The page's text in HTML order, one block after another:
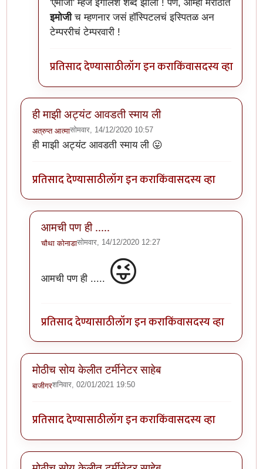
'एमोजी' म्हंजे इंगलिश शब्द झाला ! पण, आम्ही मराठीत
इमोजीच म्हणनार जसं हॉस्पिटलचं इस्पितळ अन
टेम्पररीचं टेम्परवारी !
प्रतिसाद देण्यासाठीलॉग इन कराकिंवासदस्य व्हा
ही माझी अट्यंट आवडती स्माय ली
अत्रुप्त आत्मासोमवार, 14/12/2020 10:57
ही माझी अट्यंट आवडती स्माय ली 😛
प्रतिसाद देण्यासाठीलॉग इन कराकिंवासदस्य व्हा
आमची पण ही .....
चौथा कोनाडासोमवार, 14/12/2020 12:27
ही माझी अट्यंट आवडती स्माय ली
आमची पण ही ..... 😜
प्रतिसाद देण्यासाठीलॉग इन कराकिंवासदस्य व्हा
मोठीच सोय केलीत टर्मीनेटर साहेब
बाजीगरशनिवार, 02/01/2021 19:50
प्रतिसाद देण्यासाठीलॉग इन कराकिंवासदस्य व्हा